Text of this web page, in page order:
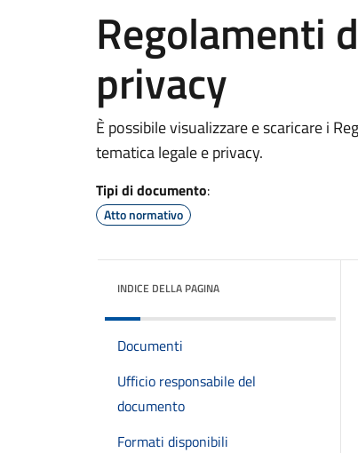
Regolamenti
privacy
È possibile visualizzare e scaricare i
tematica legale e privacy.
Tipi di documento:
Atto normativo
INDICE DELLA PAGINA
Documenti
Ufficio responsabile del
documento
Formati disponibili